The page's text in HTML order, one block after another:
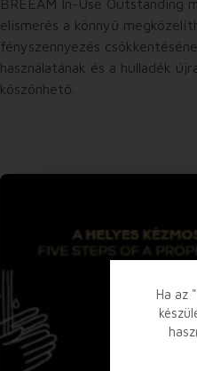
BREEAM In-Use Outstanding
elismerés a könnyű
fényszennyezés
használatának és a hulladék
köszönhető.
Ha az